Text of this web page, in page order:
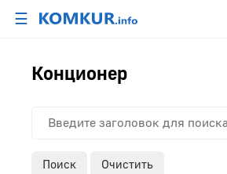
☰
Конционер
Поиск Очистить